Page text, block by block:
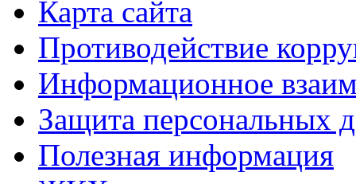
Карта сайта
Противодействие
Информационное
Защита персональных
Полезная информация